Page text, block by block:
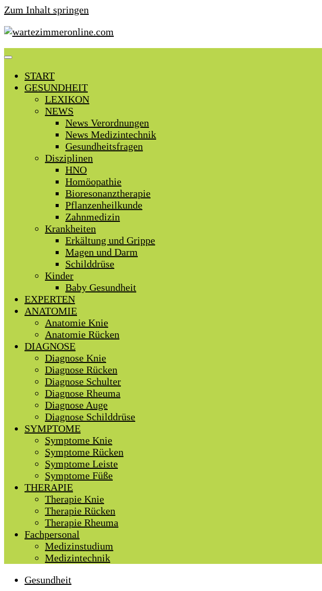
Zum Inhalt springen
START
GESUNDHEIT
LEXIKON
NEWS
News Verordnungen
News Medizintechnik
Gesundheitsfragen
Disziplinen
HNO
Homöopathie
Bioresonanztherapie
Pflanzenheilkunde
Zahnmedizin
Krankheiten
Erkältung und Grippe
Magen und Darm
Schilddrüse
Kinder
Baby Gesundheit
EXPERTEN
ANATOMIE
Anatomie Knie
Anatomie Rücken
DIAGNOSE
Diagnose Knie
Diagnose Rücken
Diagnose Schulter
Diagnose Rheuma
Diagnose Auge
Diagnose Schilddrüse
SYMPTOME
Symptome Knie
Symptome Rücken
Symptome Leiste
Symptome Füße
THERAPIE
Therapie Knie
Therapie Rücken
Therapie Rheuma
Fachpersonal
Medizinstudium
Medizintechnik
Gesundheit